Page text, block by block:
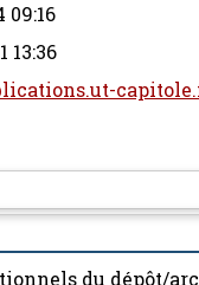
09:16
13:36
du dépôt/